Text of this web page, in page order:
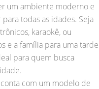
um ambiente moderno e
todas as idades. Seja
karaokê, ou
e a família para uma tarde
para quem busca
com um modelo de